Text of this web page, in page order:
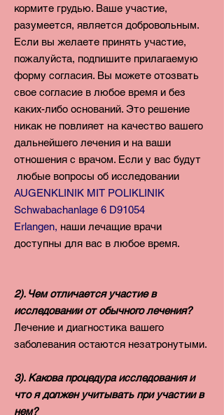
кормите грудью. Ваше участие,
разумеется, является добровольным.
Если вы желаете принять участие,
пожалуйста, подпишите прилагаемую
форму согласия. Вы можете отозвать
свое согласие в любое время и без
каких-либо оснований. Это решение
никак не повлияет на качество вашего
дальнейшего лечения и на ваши
отношения с врачом. Если у вас будут
любые вопросы об исследовании
AUGENKLINIK MIT POLIKLINIK
Schwabachanlage 6 D91054
Erlangen, наши лечащие врачи
доступны для вас в любое время.
2). Чем отличается участие в
исследовании от обычного лечения?
Лечение и диагностика вашего
заболевания остаются незатронутыми.
3). Какова процедура исследования и
что я должен учитывать при участии в
нем?